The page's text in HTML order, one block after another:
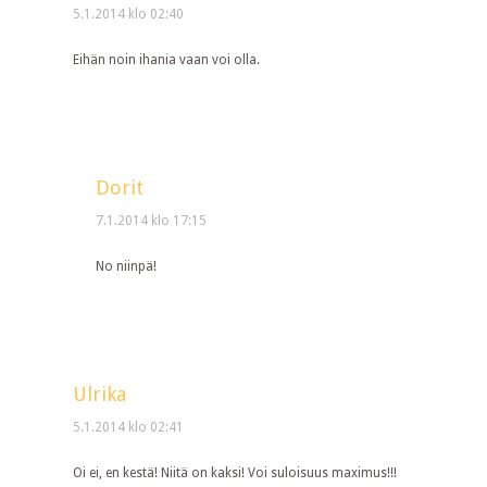
5.1.2014 klo 02:40
Eihän noin ihania vaan voi olla.
Dorit
7.1.2014 klo 17:15
No niinpä!
Ulrika
5.1.2014 klo 02:41
Oi ei, en kestä! Niitä on kaksi! Voi suloisuus maximus!!!